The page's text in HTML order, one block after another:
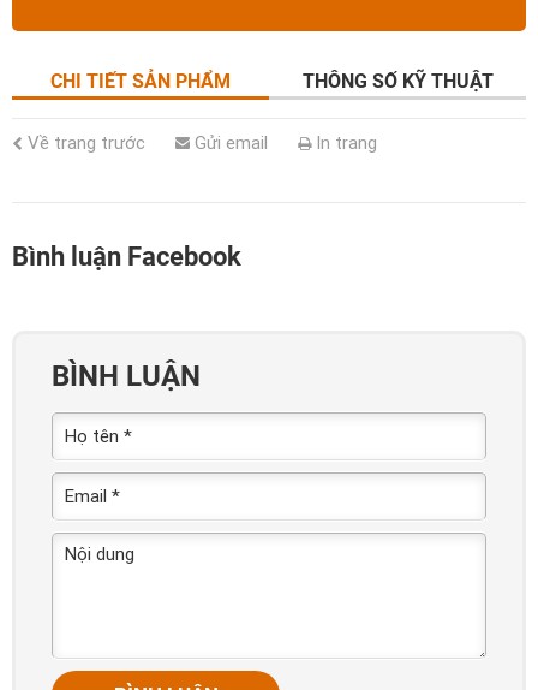
CHI TIẾT SẢN PHẨM THÔNG SỐ KỸ THUẬT
Về trang trước Gửi email In trang
Bình luận Facebook
BÌNH LUẬN